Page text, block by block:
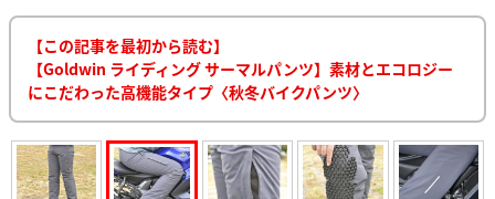
【この記事を最初から読む】
【Goldwin ライディング サーマルパンツ】素材とエコロジー
にこだわった高機能タイプ〈秋冬バイクパンツ〉